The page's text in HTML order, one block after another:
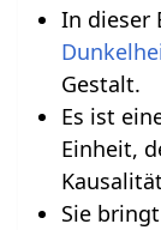
In dieser
Gestalt.
Es ist
Einheit,
Sie